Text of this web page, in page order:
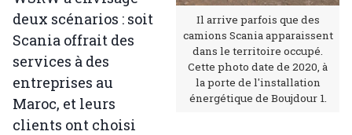
Il arrive parfois que des
camions Scania apparaissent
dans le territoire occupé.
Cette photo date de 2020, à
la porte de l'installation
énergétique de Boujdour 1.
deux scénarios : soit
Scania offrait des
services à des
entreprises au
Maroc, et leurs
clients ont choisi